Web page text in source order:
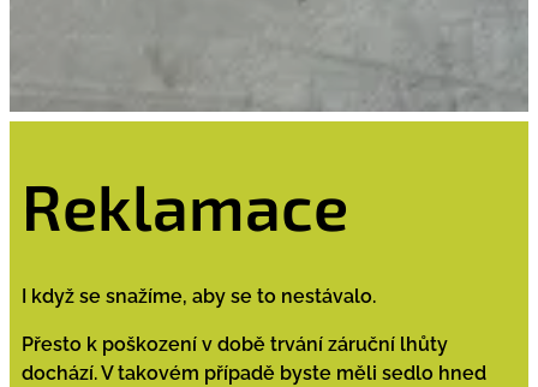
Reklamace
I když se snažíme, aby se to nestávalo.
Přesto k poškození v době trvání záruční lhůty
dochází. V takovém případě byste měli sedlo hned